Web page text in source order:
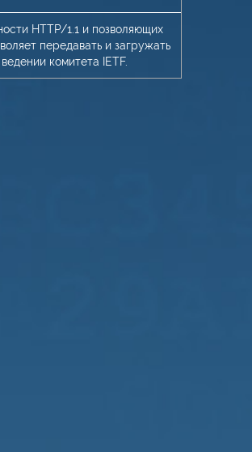
HTTP/1.1 и позволяющих
передавать и загружать
комитета IETF.